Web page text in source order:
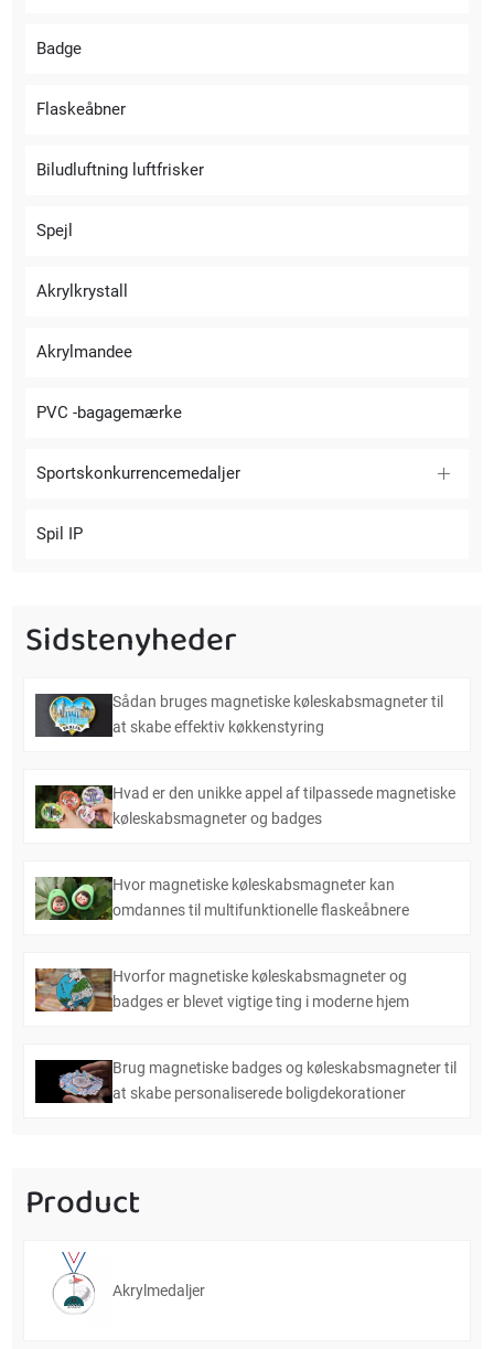
Badge
Flaskeåbner
Biludluftning luftfrisker
Spejl
Akrylkrystall
Akrylmandee
PVC -bagagemærke
Sportskonkurrencemedaljer
Spil IP
Sidstenyheder
Sådan bruges magnetiske køleskabsmagneter til
at skabe effektiv køkkenstyring
Hvad er den unikke appel af tilpassede magnetiske
køleskabsmagneter og badges
Hvor magnetiske køleskabsmagneter kan
omdannes til multifunktionelle flaskeåbnere
Hvorfor magnetiske køleskabsmagneter og
badges er blevet vigtige ting i moderne hjem
Brug magnetiske badges og køleskabsmagneter til
at skabe personaliserede boligdekorationer
Product
Akrylmedaljer